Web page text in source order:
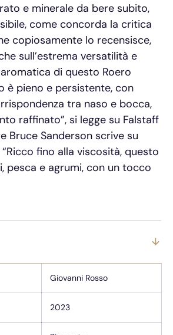
e minerale da bere subito,
come concorda la critica
copiosamente lo recensisce,
sull’estrema versatilità e
di questo Roero
è pieno e persistente, con
tra naso e bocca,
raffinato”, si legge su Falstaff
Bruce Sanderson scrive su
fino alla viscosità, questo
pesca e agrumi, con un tocco
Giovanni Rosso
2023